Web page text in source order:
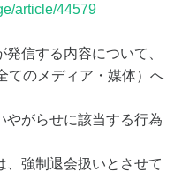
article/44579
信する内容について、
てのメディア・媒体）へ
やがらせに該当する行為
強制退会扱いとさせて